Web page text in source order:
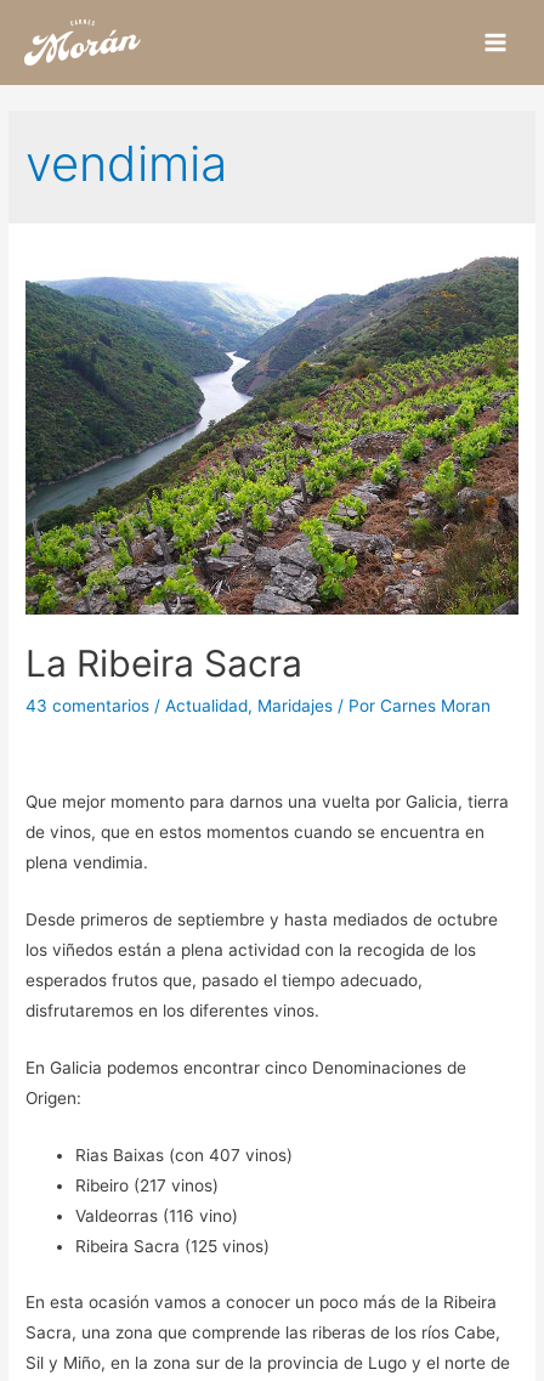
vendimia
La Ribeira Sacra
43 comentarios /Actualidad, Maridajes / PorCarnes Moran
Que mejor momento para darnos una vuelta por Galicia, tierra
de vinos, que en estos momentos cuando se encuentra en
plena vendimia.
Desde primeros de septiembre y hasta mediados de octubre
los viñedos están a plena actividad con la recogida de los
esperados frutos que, pasado el tiempo adecuado,
disfrutaremos en los diferentes vinos.
En Galicia podemos encontrar cinco Denominaciones de
Origen:
Rias Baixas (con 407 vinos)
Ribeiro (217 vinos)
Valdeorras (116 vino)
Ribeira Sacra (125 vinos)
En esta ocasión vamos a conocer un poco más de la Ribeira
Sacra, una zona que comprende las riberas de los ríos Cabe,
Sil y Miño, en la zona sur de la provincia de Lugo y el norte de